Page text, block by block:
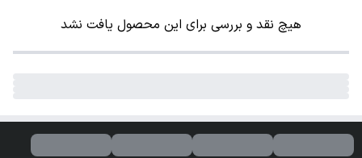
هیچ نقد و بررسی برای این محصول یافت نشد